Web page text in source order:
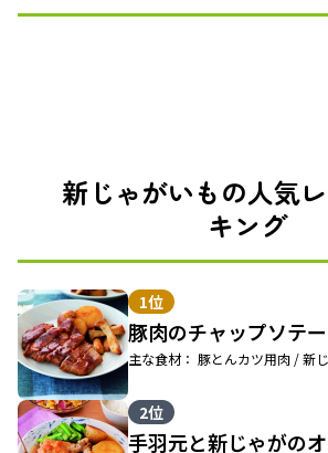
新じゃがいもの人気
キング
1位
豚肉のチャップソテー
主な食材： 豚とんカツ用肉 / 新
2位
手羽元と新じゃがの